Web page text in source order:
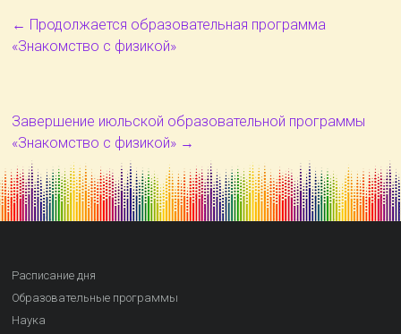
← Продолжается образовательная программа
«Знакомство с физикой»
Завершение июльской образовательной программы
«Знакомство с физикой» →
Расписание дня
Образовательные программы
Наука